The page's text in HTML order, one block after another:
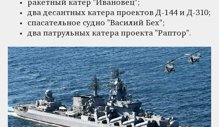
ракетный катер "Ивановец";
два десантных катера проектов Д-144 и Д-310;
спасательное судно "Василий Бех";
два патрульных катера проекта "Раптор".